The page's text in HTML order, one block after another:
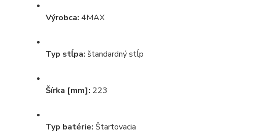
Výrobca: 4MAX
Typ stĺpa: štandardný stĺp
Šírka [mm]: 223
Typ batérie: Štartovacia